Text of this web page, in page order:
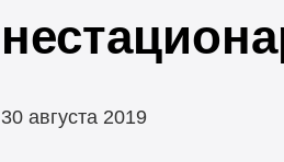
30 августа 2019